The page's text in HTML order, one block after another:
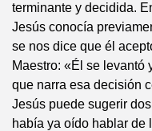
terminante y decidida.
Jesús conocía
se nos dice que él
Maestro: «Él se levantó
que narra esa decisión
Jesús puede sugerir
había ya oído hablar de